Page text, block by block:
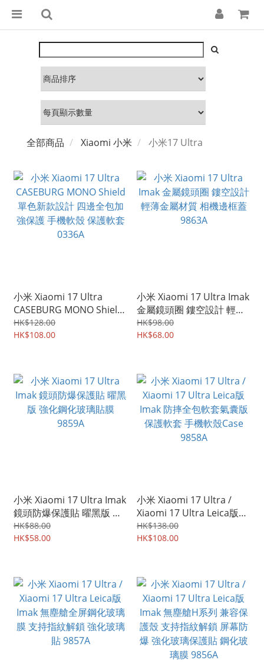
全部商品 Xiaomi 小米 小米17 Ultra
小米 Xiaomi 17 Ultra
CASEBURG MONO Shield
單色新款設計 四邊全包加
強保護 手機軟殼 保護軟套
HK$128.00
HK$108.00
小米 Xiaomi 17 Ultra Imak
金屬鏡頭圈 鏤空設計 輕薄
金屬材質 相機邊框蓋
9863A
HK$98.00
HK$68.00
小米 Xiaomi 17 Ultra Imak
鏡頭防爆保護貼 曜黑版 強
化鋼化玻璃貼膜 9859A
HK$88.00
HK$58.00
小米 Xiaomi 17 Ultra /
Xiaomi 17 Ultra Leica版
Imak 防摔全包軟套氣囊版
保護軟套 手機軟殼Case
HK$138.00
HK$108.00